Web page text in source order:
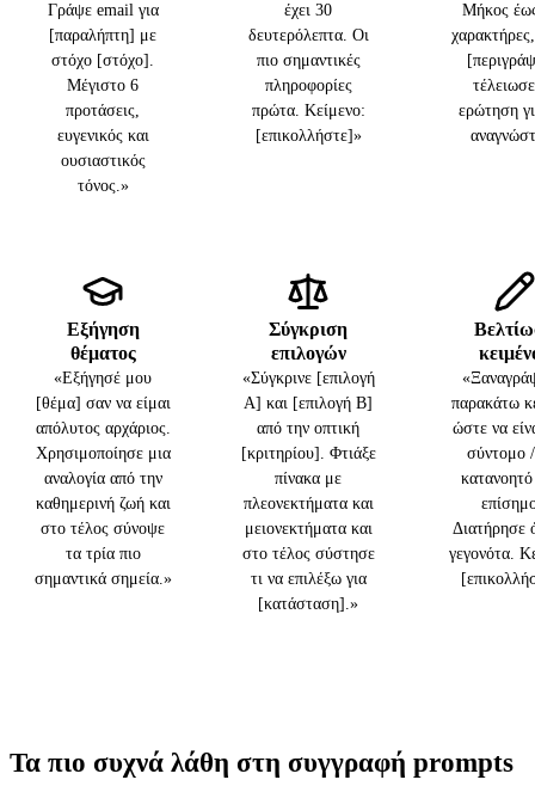
Γράψε email για
[παραλήπτη] με
στόχο [στόχο].
Μέγιστο 6
προτάσεις,
ευγενικός και
ουσιαστικός
τόνος.»
έχει 30
δευτερόλεπτα. Οι
πιο σημαντικές
πληροφορίες
πρώτα. Κείμενο:
[επικολλήστε]»
Μήκος
ερώτηση
Εξήγηση
θέματος
«Εξήγησέ μου
[θέμα] σαν να είμαι
απόλυτος αρχάριος.
Χρησιμοποίησε μια
αναλογία από την
καθημερινή ζωή και
στο τέλος σύνοψε
τα τρία πιο
σημαντικά σημεία.»
Σύγκριση
επιλογών
«Σύγκρινε [επιλογή
Α] και [επιλογή Β]
από την οπτική
[κριτηρίου]. Φτιάξε
πίνακα με
πλεονεκτήματα και
μειονεκτήματα και
στο τέλος σύστησε
τι να επιλέξω για
[κατάσταση].»
παρακάτω
ώστε να
σύντομο
Διατήρησε
γεγονότα.
Τα πιο συχνά λάθη στη συγγραφή prompts